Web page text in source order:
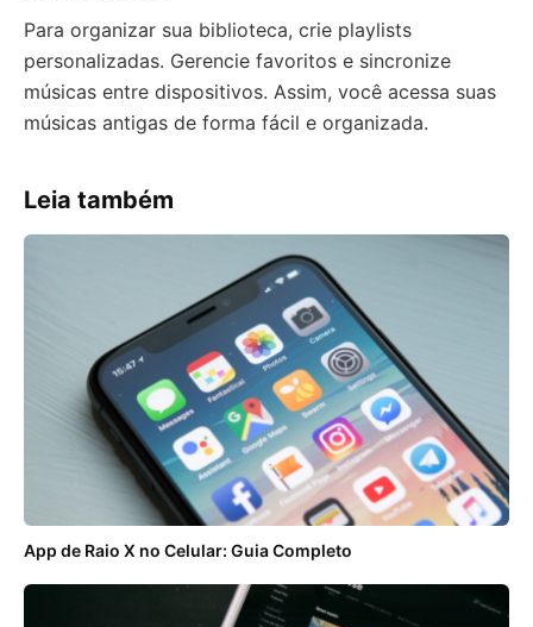
Para organizar sua biblioteca, crie playlists
personalizadas. Gerencie favoritos e sincronize
músicas entre dispositivos. Assim, você acessa suas
músicas antigas de forma fácil e organizada.
Leia também
App de Raio X no Celular: Guia Completo